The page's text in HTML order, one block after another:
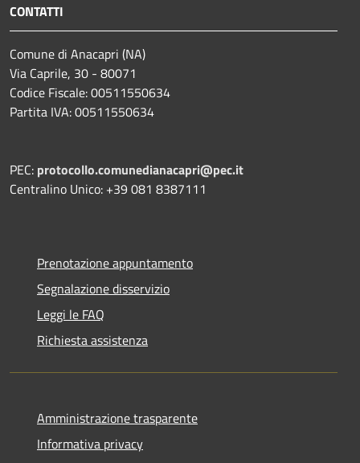
CONTATTI
Comune di Anacapri (NA)
Via Caprile, 30 - 80071
Codice Fiscale: 00511550634
Partita IVA: 00511550634
PEC: protocollo.comunedianacapri@pec.it
Centralino Unico: +39 081 8387111
Prenotazione appuntamento
Segnalazione disservizio
Leggi le FAQ
Richiesta assistenza
Amministrazione trasparente
Informativa privacy